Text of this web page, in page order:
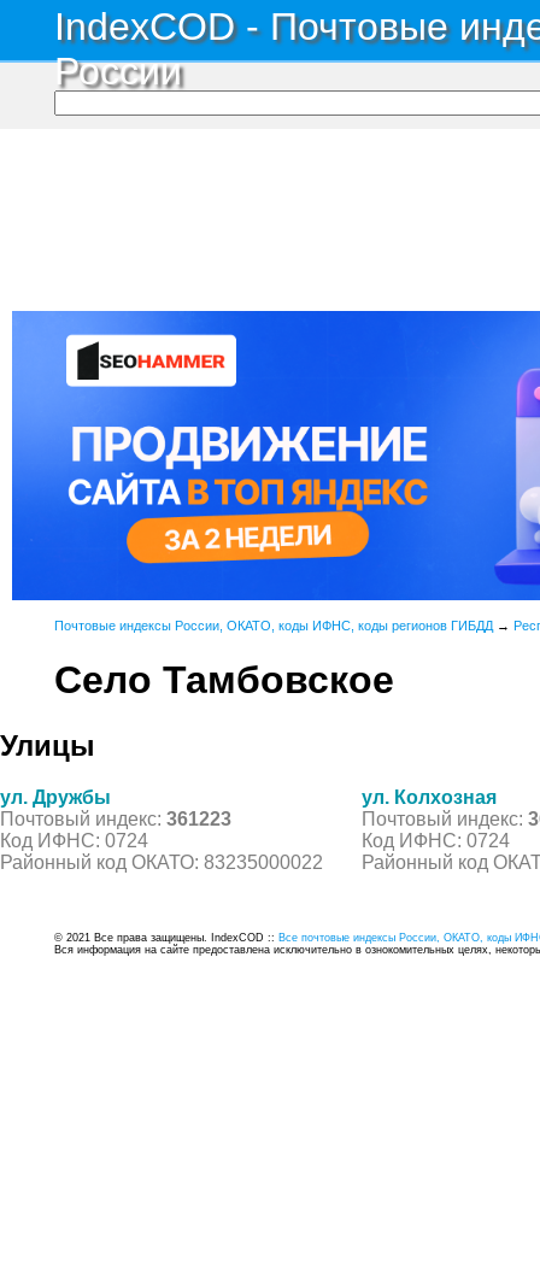
IndexCOD - Почтовые
России
Почтовые индексы России, ОКАТО, коды ИФНС, коды регионов ГИБДД →
Село Тамбовское
Улицы
ул. Дружбы
Почтовый индекс: 361223
Код ИФНС: 0724
Районный код ОКАТО: 83235000022
ул. Колхозная
Почтовый индекс:
Код ИФНС: 0724
Районный код
© 2021 Все права защищены. IndexCOD :: Все почтовые индексы России, ОКАТО, коды
Вся информация на сайте предоставлена исключительно в ознокомительных целях,